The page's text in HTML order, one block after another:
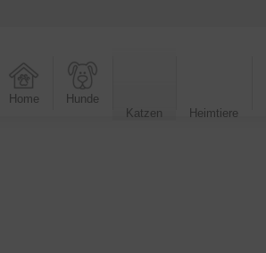
Home
Hunde
Katzen
Heimtiere